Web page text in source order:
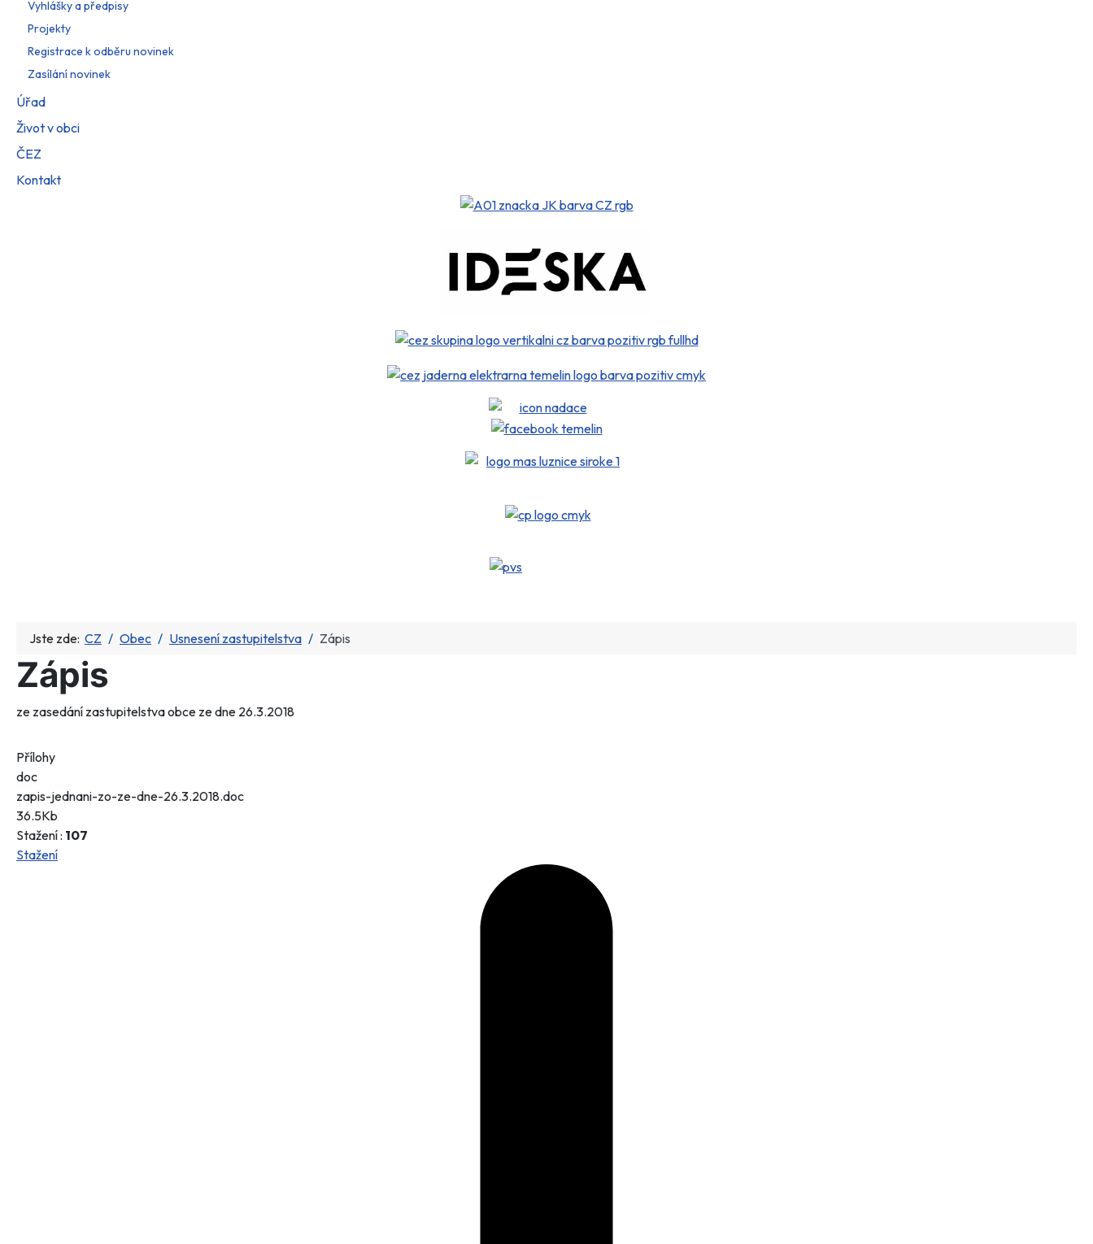
Vyhlášky a předpisy
Projekty
Registrace k odběru novinek
Zasílání novinek
Úřad
Život v obci
ČEZ
Kontakt
Jste zde: CZ Obec Usnesení zastupitelstva Zápis
Zápis
ze zasedání zastupitelstva obce ze dne 26.3.2018
Přílohy
doc
zapis-jednani-zo-ze-dne-26.3.2018.doc
36.5Kb
Stažení : 107
Stažení